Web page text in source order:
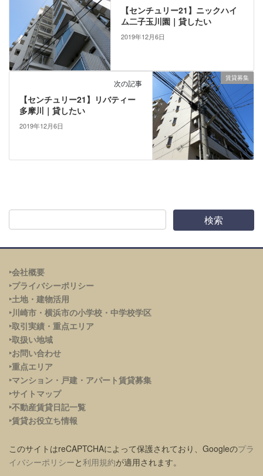
【センチュリー21】ニックハイ
ム二子玉川園｜貸したい
2019年12月6日
賃貸募集
次の記事
【センチュリー21】リバティー
多摩川｜貸したい
2019年12月6日
‣会社概要
‣プライバシーポリシー
‣土地・建物活用
‣川崎市・横浜市の小学校・中学校学区
‣取引実績・重点エリア
‣取扱い地域
‣お問い合わせ
‣重点エリア
‣マンション・戸建・アパート賃貸募集
‣サイトマップ
‣不動産賃貸日記一覧
‣賃貸お役立ち情報
このサイトはreCAPTCHAによって保護されており、Googleのプラ
イバシーポリシーと利用規約が適用されます。